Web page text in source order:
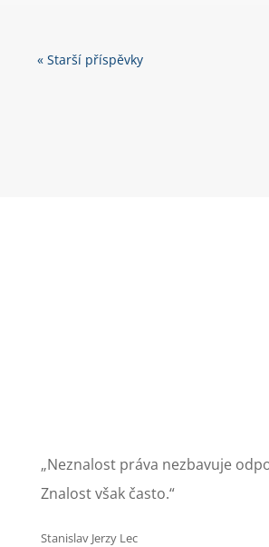
« Starší příspěvky
„Neznalost práva nezbavuje
Znalost však často.“
Stanislav Jerzy Lec